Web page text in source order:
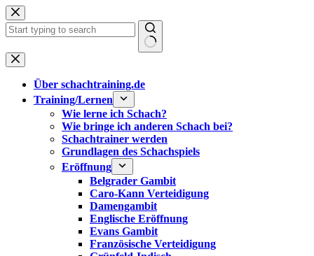
Zum
Inhalt
springen
Keine
Ergebnisse
Über schachtraining.de
Training/Lernen
Wie lerne ich Schach?
Wie bringe ich anderen Schach bei?
Schachtrainer werden
Grundlagen des Schachspiels
Eröffnung
Belgrader Gambit
Caro-Kann Verteidigung
Damengambit
Englische Eröffnung
Evans Gambit
Französische Verteidigung